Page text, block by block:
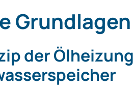
Grundlagen
der Ölheizung